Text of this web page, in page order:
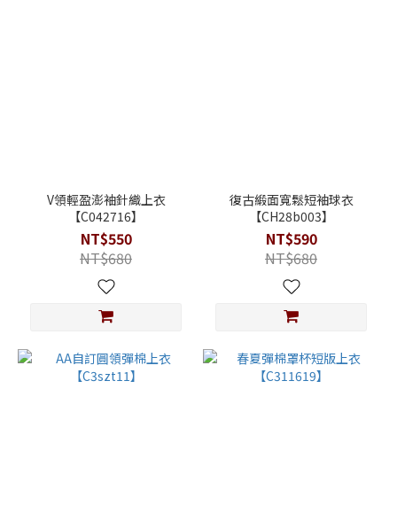
V領輕盈澎袖針織上衣
【C042716】
NT$550
NT$680
復古緞面寬鬆短袖球衣
【CH28b003】
NT$590
NT$680